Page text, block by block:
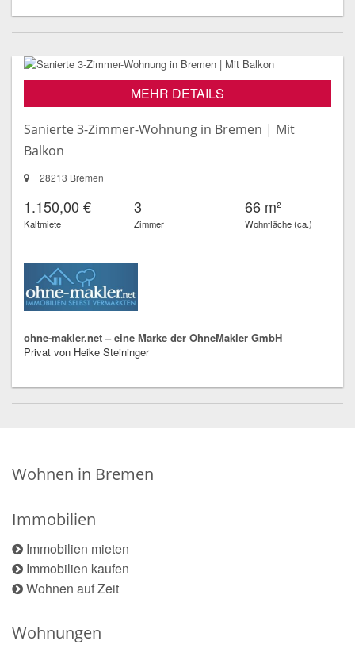
MEHR DETAILS
Sanierte 3-Zimmer-Wohnung in Bremen | Mit
Balkon
28213 Bremen
1.150,00 €
Kaltmiete
3
Zimmer
66 m²
Wohnfläche (ca.)
ohne-makler.net – eine Marke der OhneMakler GmbH
Privat von Heike Steininger
Wohnen in Bremen
Immobilien
Immobilien mieten
Immobilien kaufen
Wohnen auf Zeit
Wohnungen